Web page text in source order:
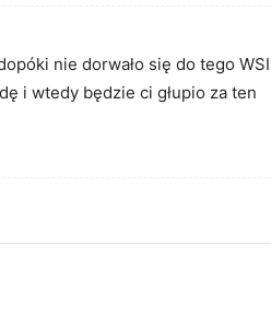
nie dorwało się do tego WSI
i wtedy będzie ci głupio za ten